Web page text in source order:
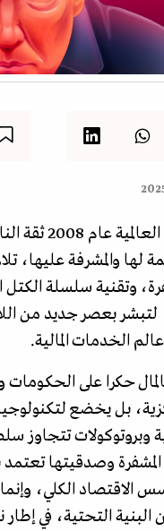
هزت الأزمة
لها والمشرفة عليها،
وتقنية سلسلة الكتل
لتبشر بعصر جديد من
الخدمات المالية.
حكرا على الحكومات
بل يخضع
وبروتوكولات تتجاوز
وصدقيتها تعتمد
الكلي، وإنما
البنية التحتية، في